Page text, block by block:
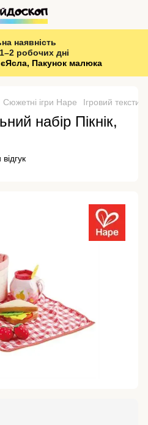
наявність
робочих дні
єЯсла, Пакунок малюка
Сюжетні ігри Hape Ігровий
набір Пікнік,